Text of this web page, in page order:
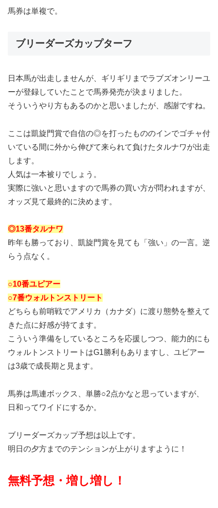
馬券は単複で。
ブリーダーズカップターフ
日本馬が出走しませんが、ギリギリまでラブズオンリーユ
ーが登録していたことで馬券発売が決まりました。
そういうやり方もあるのかと思いましたが、感謝ですね。
ここは凱旋門賞で自信の◎を打ったもののインでゴチャ付
いている間に外から伸びて来られて負けたタルナワが出走
します。
人気は一本被りでしょう。
実際に強いと思いますので馬券の買い方が問われますが、
オッズ見て最終的に決めます。
◎13番タルナワ
昨年も勝っており、凱旋門賞を見ても「強い」の一言。逆
らう点なく。
○10番ユピアー
○7番ウォルトンストリート
どちらも前哨戦でアメリカ（カナダ）に渡り態勢を整えて
きた点に好感が持てます。
こういう準備をしているところを応援しつつ、能力的にも
ウォルトンストリートはG1勝利もありますし、ユビアー
は3歳で成長期と見ます。
馬券は馬連ボックス、単勝○2点かなと思っていますが、
日和ってワイドにするか。
ブリーダーズカップ予想は以上です。
明日の夕方までのテンションが上がりますように！
無料予想・増し増し！